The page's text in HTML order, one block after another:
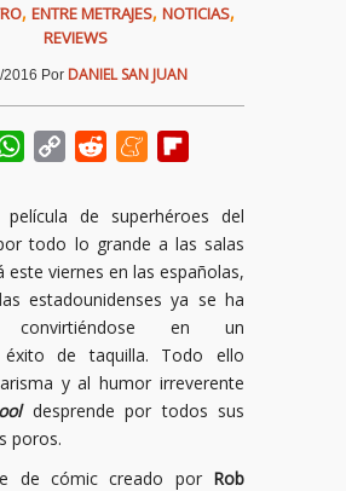
, ENTRE METRAJES, NOTICIAS,
REVIEWS
2016 Por DANIEL SAN JUAN
WhatsApp
Copy
Reddit Meneame
de superhéroes del
todo lo grande a las salas
este viernes en las españolas,
estadounidenses ya se ha
convirtiéndose en un
éxito de taquilla. Todo ello
y al humor irreverente
desprende por todos sus
poros.
de cómic creado por Rob